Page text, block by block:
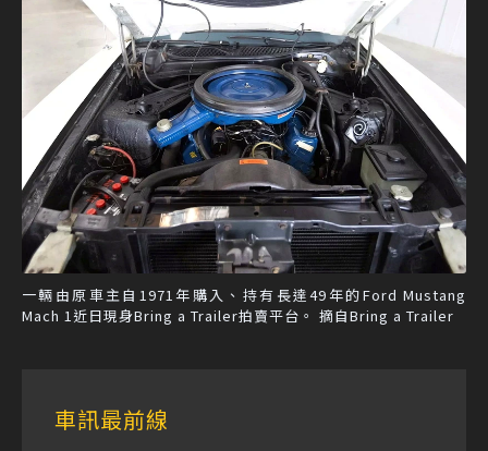
一輛由原車主自1971年購入、持有長達49年的Ford Mustang
Mach 1近日現身Bring a Trailer拍賣平台。 摘自Bring a Trailer
車訊最前線